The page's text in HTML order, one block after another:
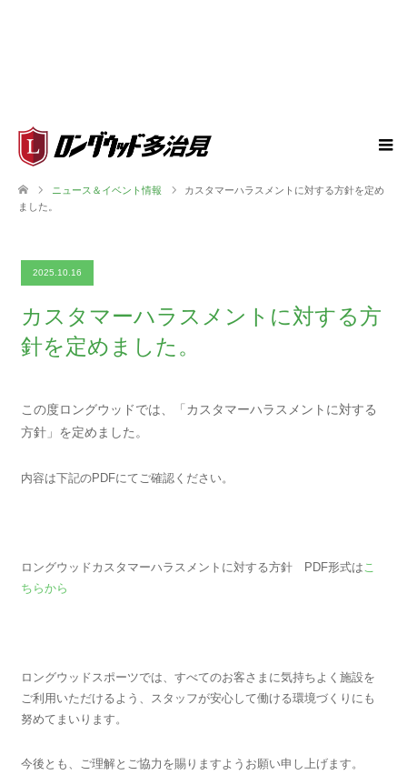
ニュース＆イベント情報
カスタマーハラスメントに対する方針を定め
ました。
2025.10.16
カスタマーハラスメントに対する方
針を定めました。
この度ロングウッドでは、「カスタマーハラスメントに対する
方針」を定めました。
内容は下記のPDFにてご確認ください。
ロングウッドカスタマーハラスメントに対する方針 PDF形式は こ
ちらから
ロングウッドスポーツでは、すべてのお客さまに気持ちよく施設を
ご利用いただけるよう、スタッフが安心して働ける環境づくりにも
努めてまいります。
今後とも、ご理解とご協力を賜りますようお願い申し上げます。